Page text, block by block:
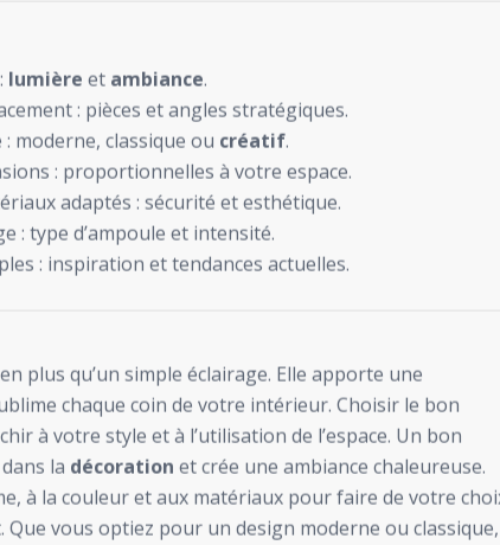
lumière et ambiance.
: pièces et angles stratégiques.
moderne, classique ou créatif.
: proportionnelles à votre espace.
adaptés : sécurité et esthétique.
: type d’ampoule et intensité.
: inspiration et tendances actuelles.
plus qu’un simple éclairage. Elle apporte une
chaque coin de votre intérieur. Choisir le bon
à votre style et à l’utilisation de l’espace. Un bon
la décoration et crée une ambiance chaleureuse.
à la couleur et aux matériaux pour faire de votre
vous optiez pour un design moderne ou classique,